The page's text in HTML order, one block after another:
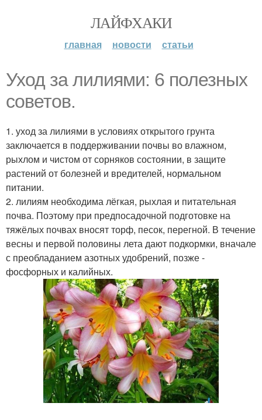
ЛАЙФХАКИ
главная новости статьи
Уход за лилиями: 6 полезных
советов.
1. уход за лилиями в условиях открытого грунта
заключается в поддерживании почвы во влажном,
рыхлом и чистом от сорняков состоянии, в защите
растений от болезней и вредителей, нормальном
питании.
2. лилиям необходима лёгкая, рыхлая и питательная
почва. Поэтому при предпосадочной подготовке на
тяжёлых почвах вносят торф, песок, перегной. В течение
весны и первой половины лета дают подкормки, вначале
с преобладанием азотных удобрений, позже -
фосфорных и калийных.